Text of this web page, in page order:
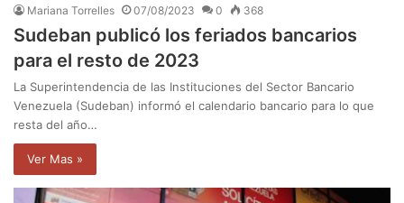
Mariana Torrelles 07/08/2023 0 368
Sudeban publicó los feriados bancarios
para el resto de 2023
La Superintendencia de las Instituciones del Sector Bancario
Venezuela (Sudeban) informó el calendario bancario para lo que
resta del año…
Ver Mas »